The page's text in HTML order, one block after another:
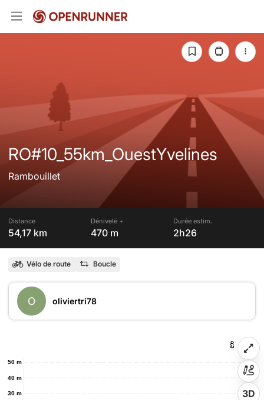
RO#10_55km_OuestYvelines
Rambouillet
Distance
54,17 km
Dénivelé +
470 m
Durée estim.
2h26
Vélo de route Boucle
O oliviertri78
30 m
40 m
50 m
3D